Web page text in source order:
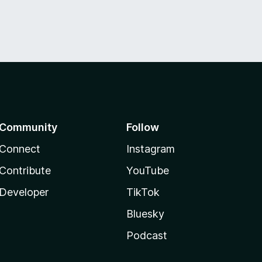
Follow
Instagram
YouTube
TikTok
Bluesky
Podcast